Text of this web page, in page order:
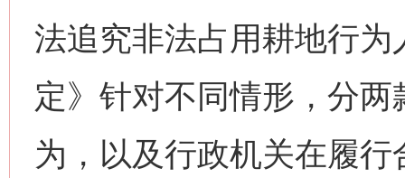
法追究非法占用耕地行
定》针对不同情形，分
为，以及行政机关在履